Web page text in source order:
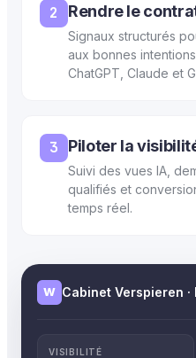
2 Rendre le
Signaux structurés
aux bonnes
ChatGPT, Claude et
3 Piloter la
Suivi des vues IA,
qualifiés et
temps réel.
W Cabinet Verspieren ·
VISIBILITÉ